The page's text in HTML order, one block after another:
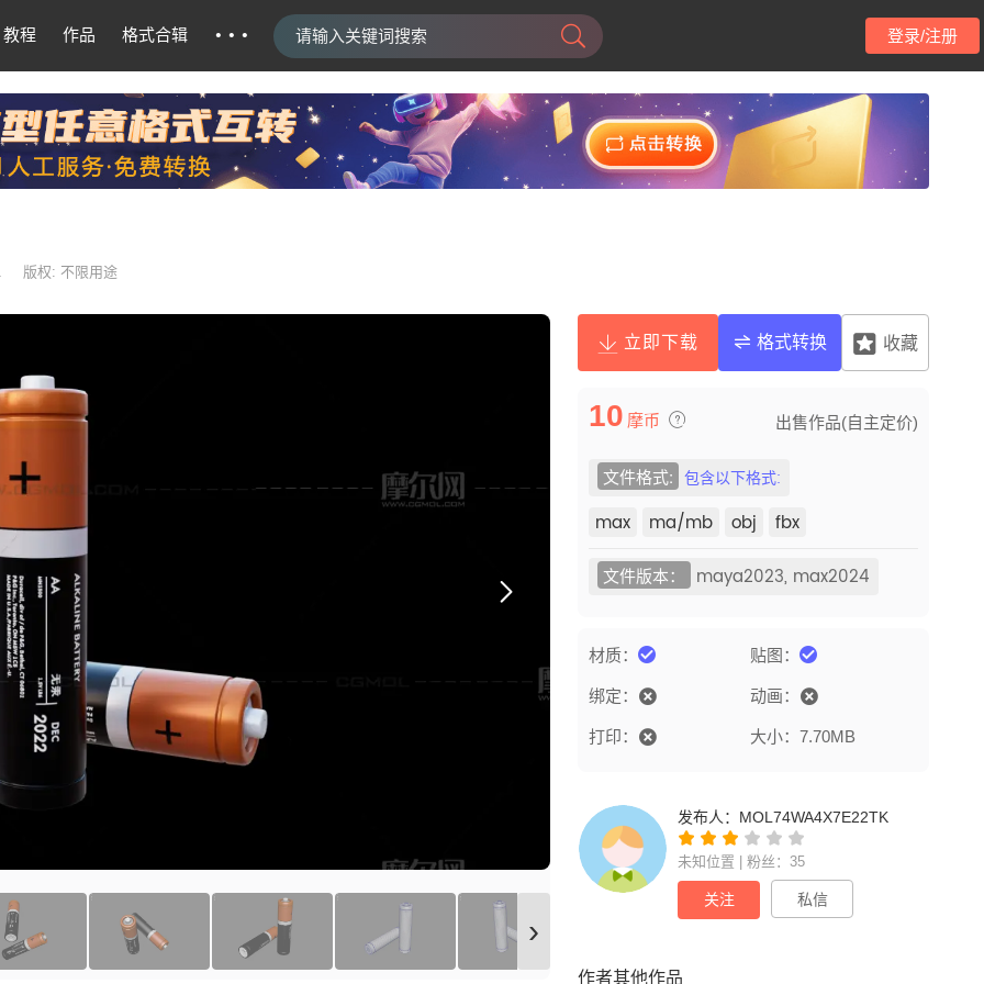
教程 作品 格式合辑 ··· 登录/注册
版权: 不限用途
›
立即下载 格式转换 收藏
10 摩币 出售作品(自主定价)
文件格式: 包含以下格式:
max ma/mb obj fbx
文件版本： maya2023, max2024
材质： 贴图：
绑定： 动画：
打印： 大小：7.70MB
发布人： MOL74WA4X7E22TK
未知位置 | 粉丝：35
关注 私信
作者其他作品